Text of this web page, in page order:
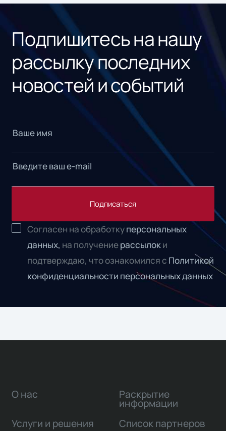
Подпишитесь на нашу
рассылку последних
новостей и событий
Подписаться
Согласен на обработкуперсональных
данных, на получениерассылоки
подтверждаю, что ознакомился с Политикой
конфиденциальности персональных данных
О нас
Услуги и решения
Раскрытие
информации
Список партнеров